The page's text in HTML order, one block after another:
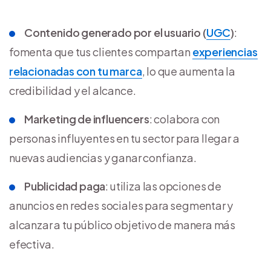
Contenido generado por el usuario (UGC):
fomenta que tus clientes compartan experiencias
relacionadas con tu marca, lo que aumenta la
credibilidad y el alcance.
Marketing de influencers: colabora con
personas influyentes en tu sector para llegar a
nuevas audiencias y ganar confianza.
Publicidad paga: utiliza las opciones de
anuncios en redes sociales para segmentar y
alcanzar a tu público objetivo de manera más
efectiva.